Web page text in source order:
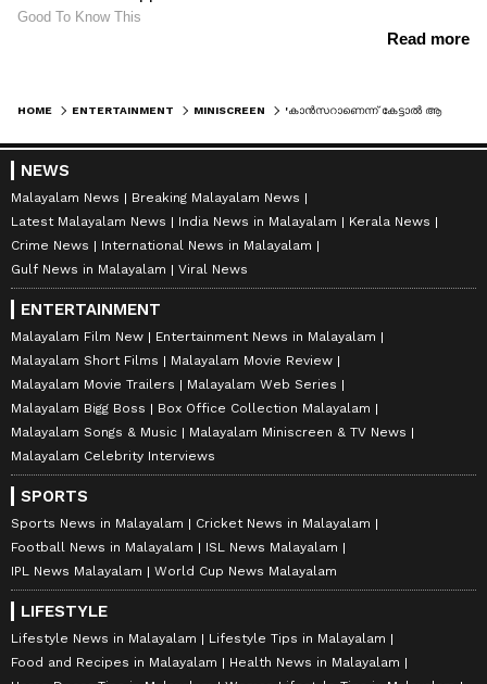
HOME ENTERTAINMENT MINISCREEN 'കാൻസറാണെന്ന് കേട്ടാൽ ആരെങ്കിലും ഇങ്ങനെ നടക്കുമോ'? അഭ്യൂഹങ്ങളോട് പ്രതികരിച്ച് രേണു സുധി
NEWS
Malayalam News
Breaking Malayalam News
Latest Malayalam News
India News in Malayalam
Kerala News
Crime News
International News in Malayalam
Gulf News in Malayalam
Viral News
ENTERTAINMENT
Malayalam Film New
Entertainment News in Malayalam
Malayalam Short Films
Malayalam Movie Review
Malayalam Movie Trailers
Malayalam Web Series
Malayalam Bigg Boss
Box Office Collection Malayalam
Malayalam Songs & Music
Malayalam Miniscreen & TV News
Malayalam Celebrity Interviews
SPORTS
Sports News in Malayalam
Cricket News in Malayalam
Football News in Malayalam
ISL News Malayalam
IPL News Malayalam
World Cup News Malayalam
LIFESTYLE
Lifestyle News in Malayalam
Lifestyle Tips in Malayalam
Food and Recipes in Malayalam
Health News in Malayalam